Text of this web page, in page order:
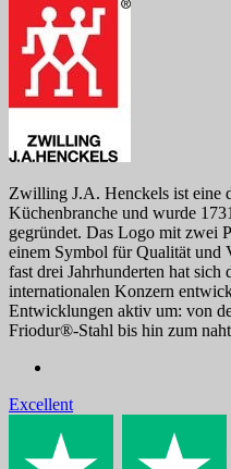
Zwilling J.A. Henckels ist eine
Küchenbranche und wurde
gegründet. Das Logo mit zwei
einem Symbol für Qualität und
fast drei Jahrhunderten hat sich
internationalen Konzern
Entwicklungen aktiv um: von
Friodur®-Stahl bis hin zum
Excellent